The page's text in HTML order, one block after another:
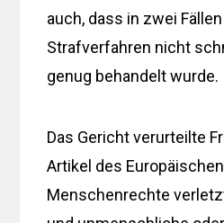
auch, dass in zwei
Strafverfahren nicht
genug behandelt wurde.
Das Gericht verurteilte
Artikel des
Menschenrechte